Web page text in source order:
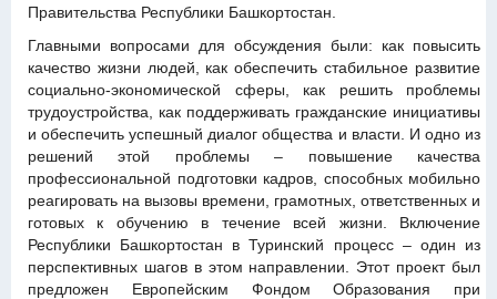
Правительства Республики Башкортостан.
Главными вопросами для обсуждения были: как повысить
качество жизни людей, как обеспечить стабильное развитие
социально-экономической сферы, как решить проблемы
трудоустройства, как поддерживать гражданские инициативы
и обеспечить успешный диалог общества и власти. И одно из
решений этой проблемы – повышение качества
профессиональной подготовки кадров, способных мобильно
реагировать на вызовы времени, грамотных, ответственных и
готовых к обучению в течение всей жизни. Включение
Республики Башкортостан в Туринский процесс – один из
перспективных шагов в этом направлении. Этот проект был
предложен Европейским Фондом Образования при